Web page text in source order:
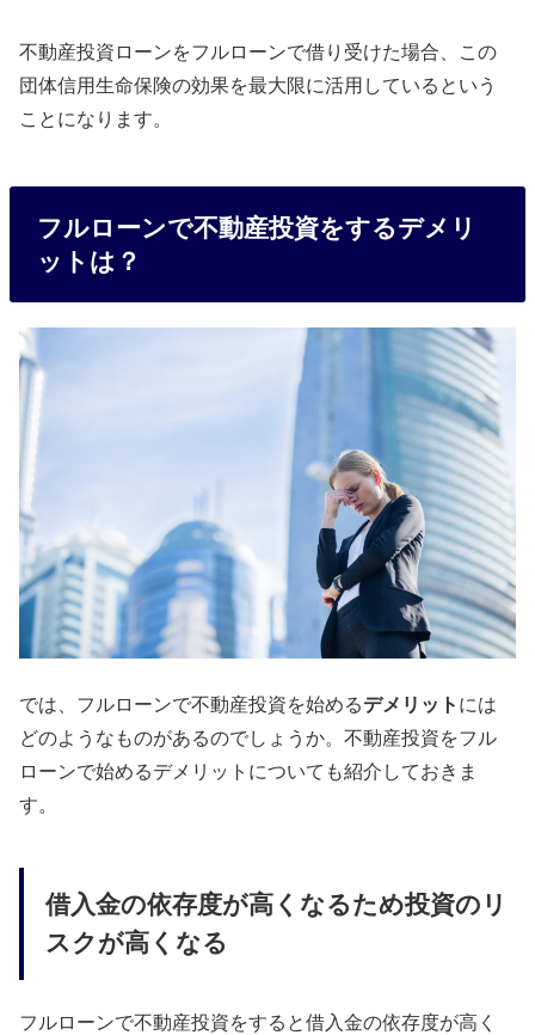
不動産投資ローンをフルローンで借り受けた場合、この
団体信用生命保険の効果を最大限に活用しているという
ことになります。
フルローンで不動産投資をするデメリ
ットは？
では、フルローンで不動産投資を始めるデメリット には
どのようなものがあるのでしょうか。不動産投資をフル
ローンで始めるデメリットについても紹介しておきま
す。
借入金の依存度が高くなるため投資のリ
スクが高くなる
フルローンで不動産投資をすると借入金の依存度が高く